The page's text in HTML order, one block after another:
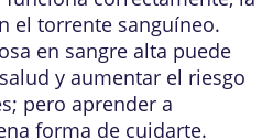
el torrente sanguíneo.
en sangre alta puede
y aumentar el riesgo
pero aprender a
forma de cuidarte.